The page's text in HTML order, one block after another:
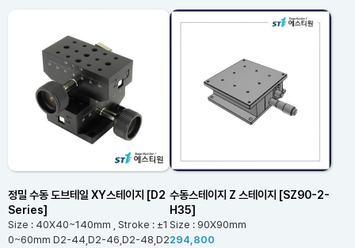
정밀 수동 도브테일 XY스테이지 [D2
Series]
Size : 40X40~140mm , Stroke : ±1
0~60mm D2-44,D2-46,D2-48,D2
수동스테이지 Z 스테이지 [SZ90-2-
H35]
Size : 90X90mm
294,800